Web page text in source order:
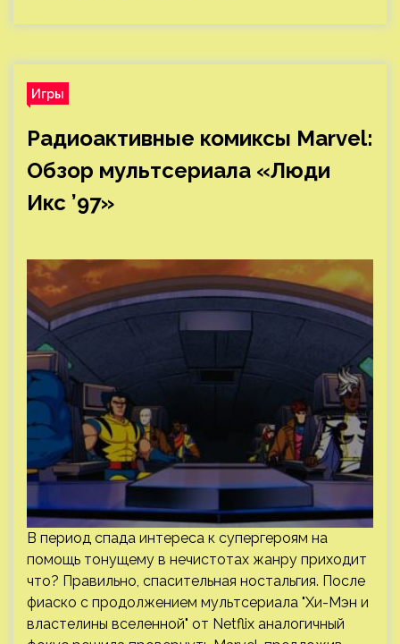
Игры
Радиоактивные комиксы Marvel:
Обзор мультсериала «Люди
Икс ’97»
В период спада интереса к супергероям на
помощь тонущему в нечистотах жанру приходит
что? Правильно, спасительная ностальгия. После
фиаско с продолжением мультсериала "Хи-Мэн и
властелины вселенной" от Netflix аналогичный